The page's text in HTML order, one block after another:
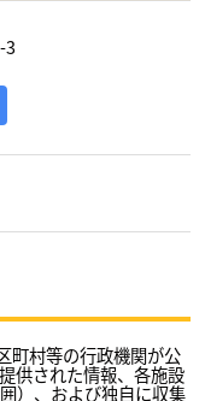
3
町村等の行政機関が公
供された情報、各施設
）、および独自に収集